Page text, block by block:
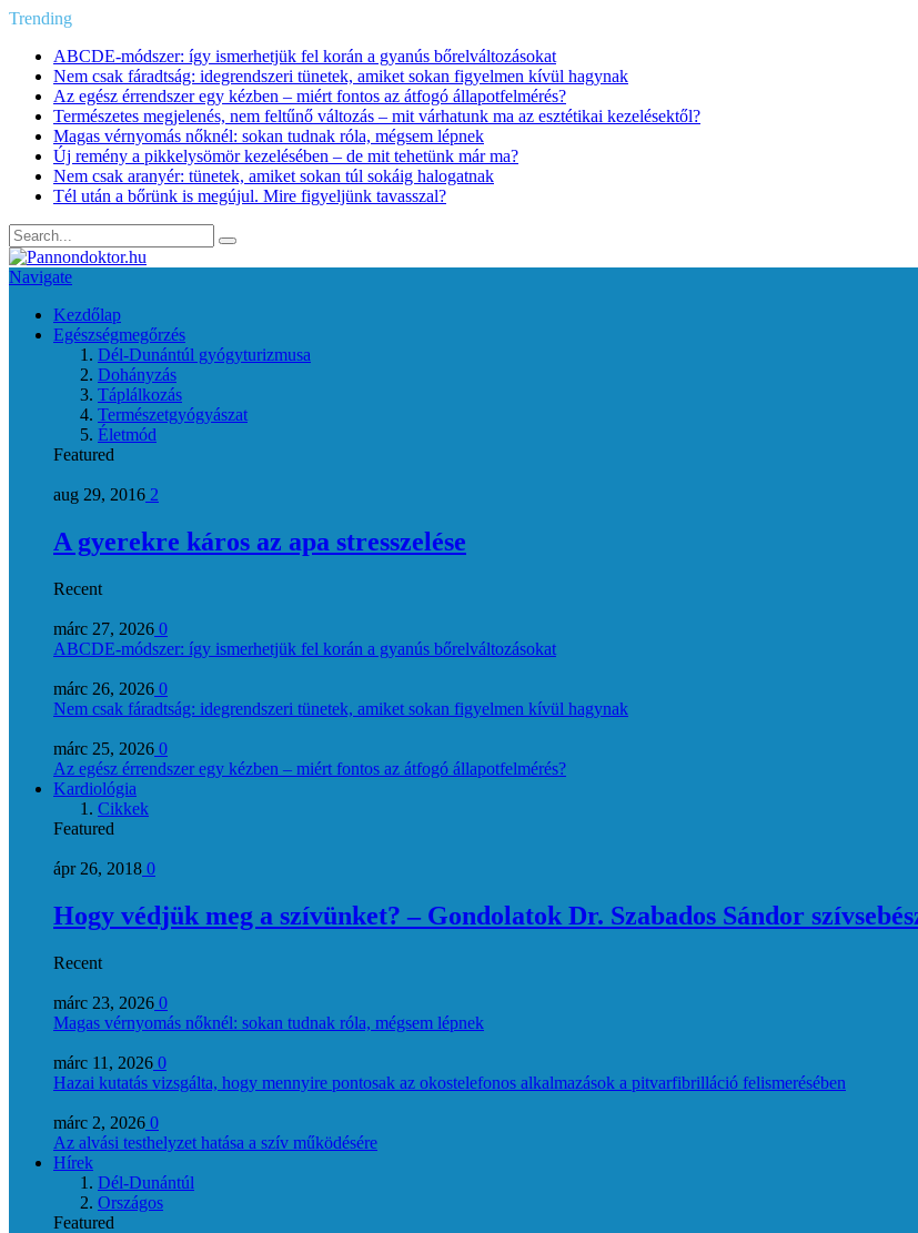
Trending
ABCDE‑módszer: így ismerhetjük fel korán a gyanús bőrelváltozásokat
Nem csak fáradtság: idegrendszeri tünetek, amiket sokan figyelmen kívül hagynak
Az egész érrendszer egy kézben – miért fontos az átfogó állapotfelmérés?
Természetes megjelenés, nem feltűnő változás – mit várhatunk ma az esztétikai kezelésektől?
Magas vérnyomás nőknél: sokan tudnak róla, mégsem lépnek
Új remény a pikkelysömör kezelésében – de mit tehetünk már ma?
Nem csak aranyér: tünetek, amiket sokan túl sokáig halogatnak
Tél után a bőrünk is megújul. Mire figyeljünk tavasszal?
Navigate
Kezdőlap
Egészségmegőrzés
Dél-Dunántúl gyógyturizmusa
Dohányzás
Táplálkozás
Természetgyógyászat
Életmód
Featured
aug 29, 2016 2
A gyerekre káros az apa stresszelése
Recent
márc 27, 2026 0
ABCDE‑módszer: így ismerhetjük fel korán a gyanús bőrelváltozásokat
márc 26, 2026 0
Nem csak fáradtság: idegrendszeri tünetek, amiket sokan figyelmen kívül hagynak
márc 25, 2026 0
Az egész érrendszer egy kézben – miért fontos az átfogó állapotfelmérés?
Kardiológia
Cikkek
Featured
ápr 26, 2018 0
Hogy védjük meg a szívünket? – Gondolatok Dr. Szabados Sándor
Recent
márc 23, 2026 0
Magas vérnyomás nőknél: sokan tudnak róla, mégsem lépnek
márc 11, 2026 0
Hazai kutatás vizsgálta, hogy mennyire pontosak az okostelefonos alkalmazások a pitvarfibrilláció felismerésében
márc 2, 2026 0
Az alvási testhelyzet hatása a szív működésére
Hírek
Dél-Dunántúl
Országos
Featured